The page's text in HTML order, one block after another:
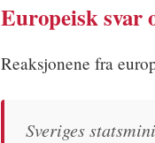
Europeisk svar
Reaksjonene fra
Sveriges